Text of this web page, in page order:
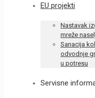
EU projekti
Nastavak
mreže
Sanacija
odvodnje
u potresu
Servisne